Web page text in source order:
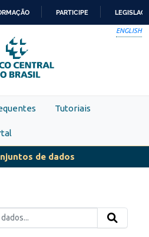
PARA
O
CONTEÚDO
PARTICIPE
ENGLISH
Tutoriais
de dados